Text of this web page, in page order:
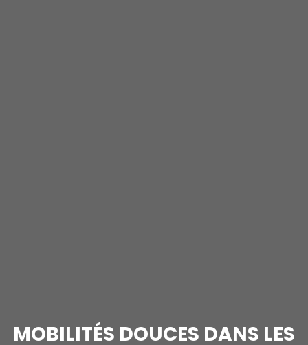
MOBILITÉS DOUCES DANS LES